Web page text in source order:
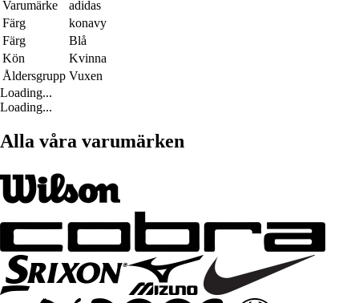
Varumärke
adidas
Färg
konavy
Färg
Blå
Kön
Kvinna
Åldersgrupp Vuxen
Loading...
Loading...
Alla våra varumärken